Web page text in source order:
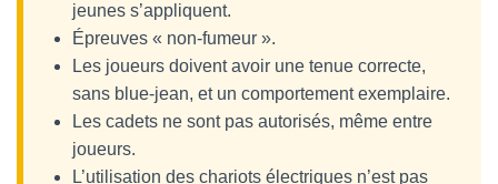
jeunes s’appliquent.
Épreuves « non-fumeur ».
Les joueurs doivent avoir une tenue correcte,
sans blue-jean, et un comportement exemplaire.
Les cadets ne sont pas autorisés, même entre
joueurs.
L’utilisation des chariots électriques n’est pas